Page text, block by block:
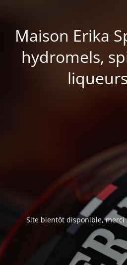
Maison Erika
hydromels,
Site bientôt disponible, merci